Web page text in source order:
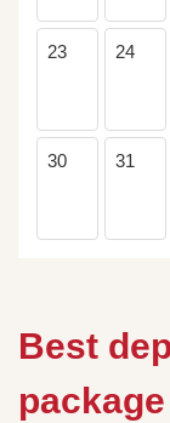
23 24
30 31
Best
package